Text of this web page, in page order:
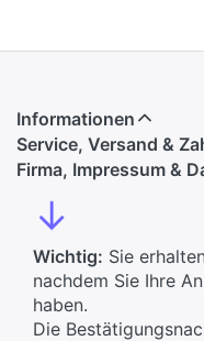
Informationen
Service, Versand &
Firma, Impressum &
↓
Wichtig: Sie
nachdem Sie Ihre
haben.
Die